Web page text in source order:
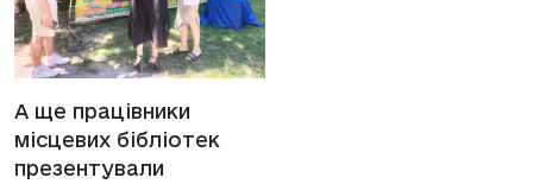
А ще працівники
місцевих бібліотек
презентували